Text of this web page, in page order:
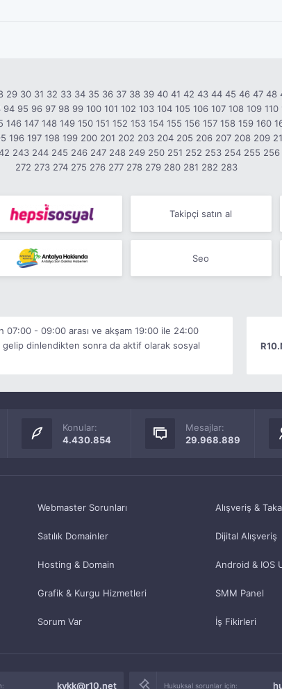
29 30 31 32 33 34 35 36 37 38 39 40 41 42 43 44 45 46 47 48
94 95 96 97 98 99 100 101 102 103 104 105 106 107 108 109 110
146 147 148 149 150 151 152 153 154 155 156 157 158 159 160
196 197 198 199 200 201 202 203 204 205 206 207 208 209
243 244 245 246 247 248 249 250 251 252 253 254 255 256
272 273 274 275 276 277 278 279 280 281 282 283
Takipçi satın al
Seo
07:00 - 09:00 arası ve akşam 19:00 ile 24:00
gelip dinlendikten sonra da aktif olarak sosyal
Konular:
4.430.854
Mesajlar:
29.968.889
Webmaster Sorunları
Satılık Domainler
Hosting & Domain
Grafik & Kurgu Hizmetleri
Sorum Var
Alışveriş &
Dijital Alışveriş
Android & IOS
SMM Panel
İş Fikirleri
kvkk@r10.net Hukuksal sorunlar için: